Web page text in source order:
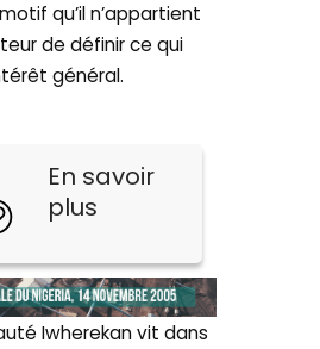
qu’il n’appartient
de définir ce qui
général.
En savoir
plus
Iwherekan vit dans